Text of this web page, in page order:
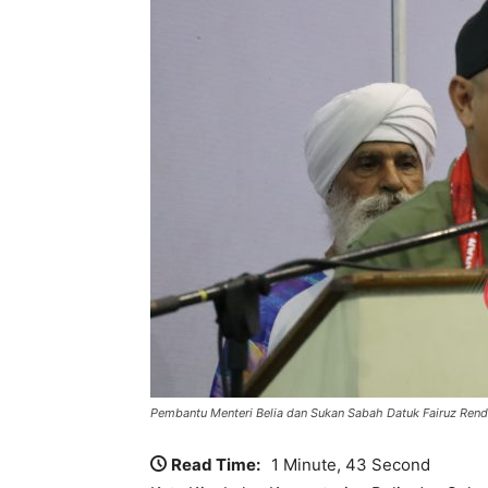
Pembantu Menteri Belia dan Sukan Sabah Datuk Fairuz
Read Time: 1 Minute, 43 Second